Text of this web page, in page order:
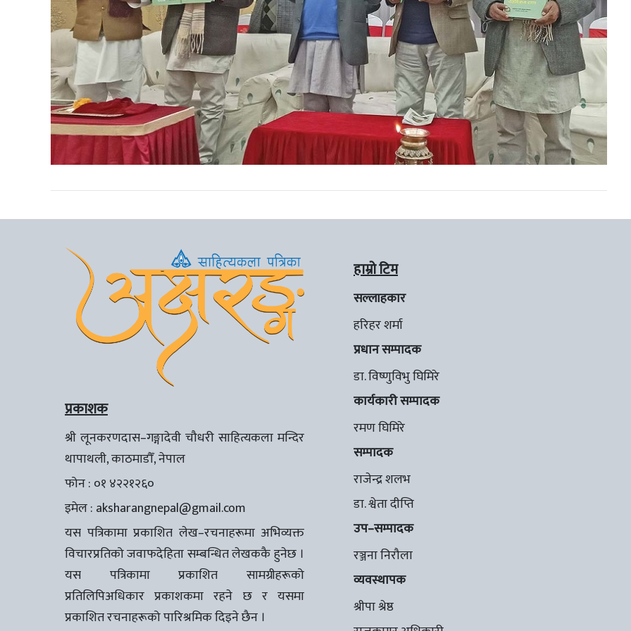
प्रकाशक
श्री लूनकरणदास–गङ्गादेवी चौधरी साहित्यकला मन्दिर
थापाथली, काठमाडौँ, नेपाल
फोन : ०१ ४२२१२६०
इमेल : aksharangnepal@gmail.com
यस पत्रिकामा प्रकाशित लेख–रचनाहरूमा अभिव्यक्त
विचारप्रतिको जवाफदेहिता सम्बन्धित लेखककै हुनेछ ।
यस पत्रिकामा प्रकाशित सामग्रीहरूको
प्रतिलिपिअधिकार प्रकाशकमा रहने छ र यसमा
प्रकाशित रचनाहरूको पारिश्रमिक दिइने छैन ।
हाम्रो टिम
सल्लाहकार
हरिहर शर्मा
प्रधान सम्पादक
डा. विष्णुविभु घिमिरे
कार्यकारी सम्पादक
रमण घिमिरे
सम्पादक
राजेन्द्र शलभ
डा. श्वेता दीप्ति
उप–सम्पादक
रञ्जना निरौला
व्यवस्थापक
श्रीपा श्रेष्ठ